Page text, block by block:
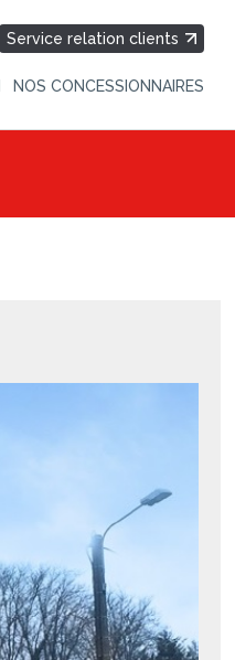
NOS CONCESSIONNAIRES
Service relation clients